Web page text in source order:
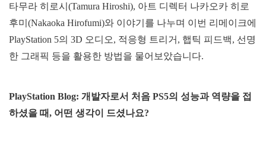
타무라 히로시(Tamura Hiroshi), 아트 디렉터 나카오카 히로
후미(Nakaoka Hirofumi)와 이야기를 나누며 이번 리메이크에
PlayStation 5의 3D 오디오, 적응형 트리거, 햅틱 피드백, 선명
한 그래픽 등을 활용한 방법을 물어보았습니다.
PlayStation Blog: 개발자로서 처음 PS5의 성능과 역량을 접
하셨을 때, 어떤 생각이 드셨나요?